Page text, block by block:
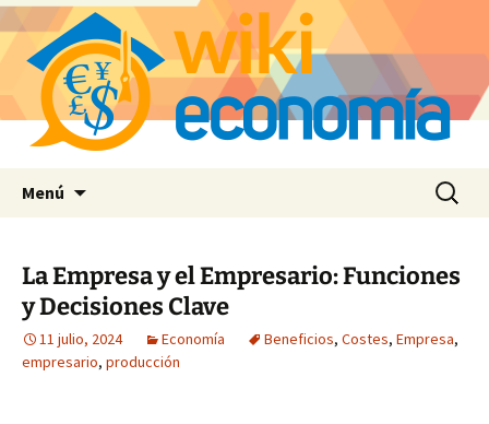
Menú Buscar:
La Empresa y el Empresario: Funciones
y Decisiones Clave
11 julio, 2024 Economía Beneficios, Costes, Empresa,
empresario, producción